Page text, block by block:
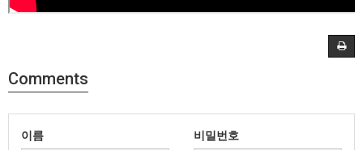
Comments
이름 비밀번호